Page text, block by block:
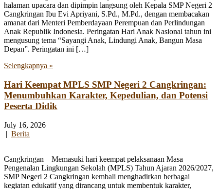
halaman upacara dan dipimpin langsung oleh Kepala SMP Negeri 2
Cangkringan Ibu Evi Apriyani, S.Pd., M.Pd., dengan membacakan
amanat dari Menteri Pemberdayaan Perempuan dan Perlindungan
Anak Republik Indonesia. Peringatan Hari Anak Nasional tahun ini
mengusung tema “Sayangi Anak, Lindungi Anak, Bangun Masa
Depan”. Peringatan ini […]
Selengkapnya »
Hari Keempat MPLS SMP Negeri 2 Cangkringan:
Menumbuhkan Karakter, Kepedulian, dan Potensi
Peserta Didik
July 16, 2026
| Berita
Cangkringan – Memasuki hari keempat pelaksanaan Masa
Pengenalan Lingkungan Sekolah (MPLS) Tahun Ajaran 2026/2027,
SMP Negeri 2 Cangkringan kembali menghadirkan berbagai
kegiatan edukatif yang dirancang untuk membentuk karakter,